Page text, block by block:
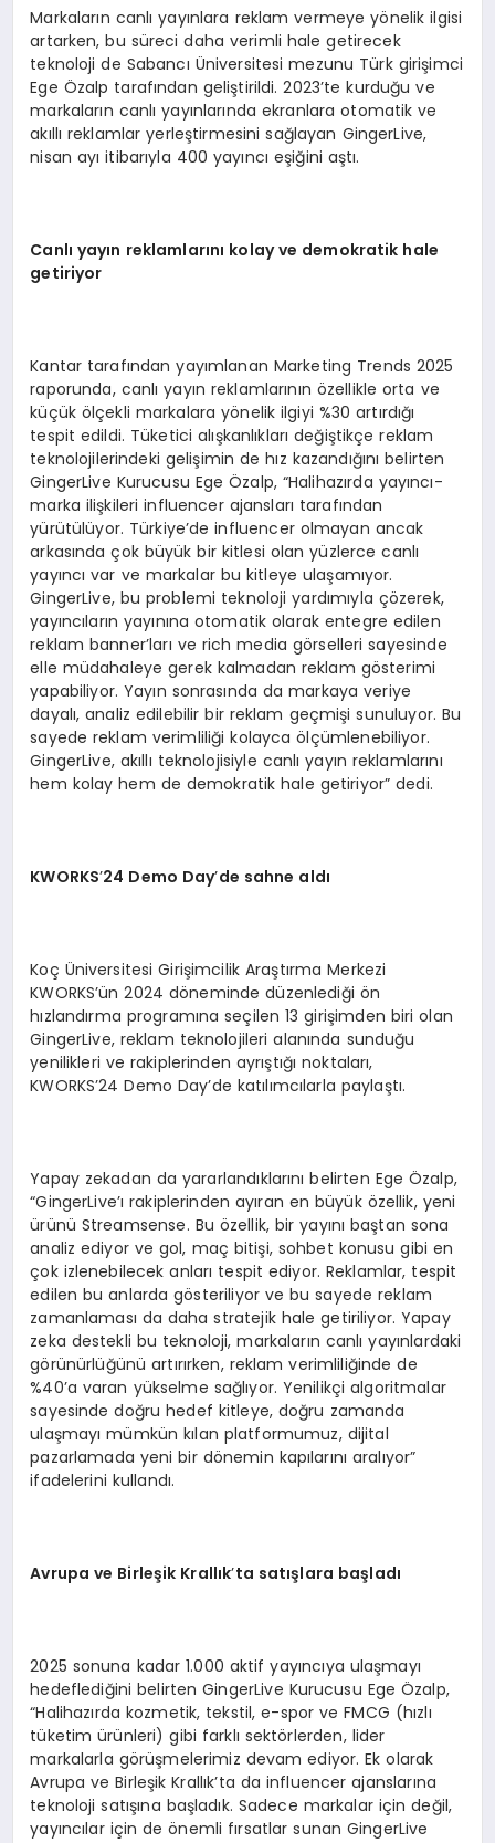
Markaların canlı yayınlara reklam vermeye yönelik ilgisi
artarken, bu süreci daha verimli hale getirecek
teknoloji de Sabancı Üniversitesi mezunu Türk girişimci
Ege Özalp tarafından geliştirildi. 2023’te kurduğu ve
markaların canlı yayınlarında ekranlara otomatik ve
akıllı reklamlar yerleştirmesini sağlayan GingerLive,
nisan ayı itibarıyla 400 yayıncı eşiğini aştı.
Canlı yayın reklamlarını kolay ve demokratik hale
getiriyor
Kantar tarafından yayımlanan Marketing Trends 2025
raporunda, canlı yayın reklamlarının özellikle orta ve
küçük ölçekli markalara yönelik ilgiyi %30 artırdığı
tespit edildi. Tüketici alışkanlıkları değiştikçe reklam
teknolojilerindeki gelişimin de hız kazandığını belirten
GingerLive Kurucusu Ege Özalp, “Halihazırda yayıncı-
marka ilişkileri influencer ajansları tarafından
yürütülüyor. Türkiye’de influencer olmayan ancak
arkasında çok büyük bir kitlesi olan yüzlerce canlı
yayıncı var ve markalar bu kitleye ulaşamıyor.
GingerLive, bu problemi teknoloji yardımıyla çözerek,
yayıncıların yayınına otomatik olarak entegre edilen
reklam banner’ları ve rich media görselleri sayesinde
elle müdahaleye gerek kalmadan reklam gösterimi
yapabiliyor. Yayın sonrasında da markaya veriye
dayalı, analiz edilebilir bir reklam geçmişi sunuluyor. Bu
sayede reklam verimliliği kolayca ölçümlenebiliyor.
GingerLive, akıllı teknolojisiyle canlı yayın reklamlarını
hem kolay hem de demokratik hale getiriyor” dedi.
KWORKS’24 Demo Day’de sahne aldı
Koç Üniversitesi Girişimcilik Araştırma Merkezi
KWORKS’ün 2024 döneminde düzenlediği ön
hızlandırma programına seçilen 13 girişimden biri olan
GingerLive, reklam teknolojileri alanında sunduğu
yenilikleri ve rakiplerinden ayrıştığı noktaları,
KWORKS’24 Demo Day’de katılımcılarla paylaştı.
Yapay zekadan da yararlandıklarını belirten Ege Özalp,
“GingerLive’ı rakiplerinden ayıran en büyük özellik, yeni
ürünü Streamsense. Bu özellik, bir yayını baştan sona
analiz ediyor ve gol, maç bitişi, sohbet konusu gibi en
çok izlenebilecek anları tespit ediyor. Reklamlar, tespit
edilen bu anlarda gösteriliyor ve bu sayede reklam
zamanlaması da daha stratejik hale getiriliyor. Yapay
zeka destekli bu teknoloji, markaların canlı yayınlardaki
görünürlüğünü artırırken, reklam verimliliğinde de
%40’a varan yükselme sağlıyor. Yenilikçi algoritmalar
sayesinde doğru hedef kitleye, doğru zamanda
ulaşmayı mümkün kılan platformumuz, dijital
pazarlamada yeni bir dönemin kapılarını aralıyor”
ifadelerini kullandı.
Avrupa ve Birleşik Krallık’ta satışlara başladı
2025 sonuna kadar 1.000 aktif yayıncıya ulaşmayı
hedeflediğini belirten GingerLive Kurucusu Ege Özalp,
“Halihazırda kozmetik, tekstil, e-spor ve FMCG (hızlı
tüketim ürünleri) gibi farklı sektörlerden, lider
markalarla görüşmelerimiz devam ediyor. Ek olarak
Avrupa ve Birleşik Krallık’ta da influencer ajanslarına
teknoloji satışına başladık. Sadece markalar için değil,
yayıncılar için de önemli fırsatlar sunan GingerLive